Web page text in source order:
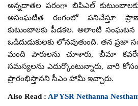
అన్నదాతల పరంగా బిపిఎల్
అసంఘటిత రంగంలో పనిచేస్తూ
కుటుంబాలకు పీడకల. అలాంటి సంఘటన
ఒడిదుడుకులకు లోనవుతుంది. తన
మంది పౌరులను చూశారు, బీమా
సమస్యలను ఎదుర్కొంటున్నారు, వారి కోసం
ప్రారంభిస్తానని సీఎం హామీ ఇచ్చారు.
Also Read : AP YSR Nethanna